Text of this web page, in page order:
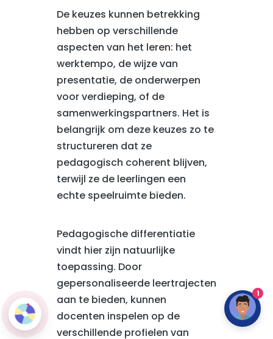
De keuzes kunnen betrekking
hebben op verschillende
aspecten van het leren: het
werktempo, de wijze van
presentatie, de onderwerpen
voor verdieping, of de
samenwerkingspartners. Het is
belangrijk om deze keuzes zo te
structureren dat ze
pedagogisch coherent blijven,
terwijl ze de leerlingen een
echte speelruimte bieden.
Pedagogische differentiatie
vindt hier zijn natuurlijke
toepassing. Door
gepersonaliseerde leertrajecten
aan te bieden, kunnen
docenten inspelen op de
verschillende profielen van
1